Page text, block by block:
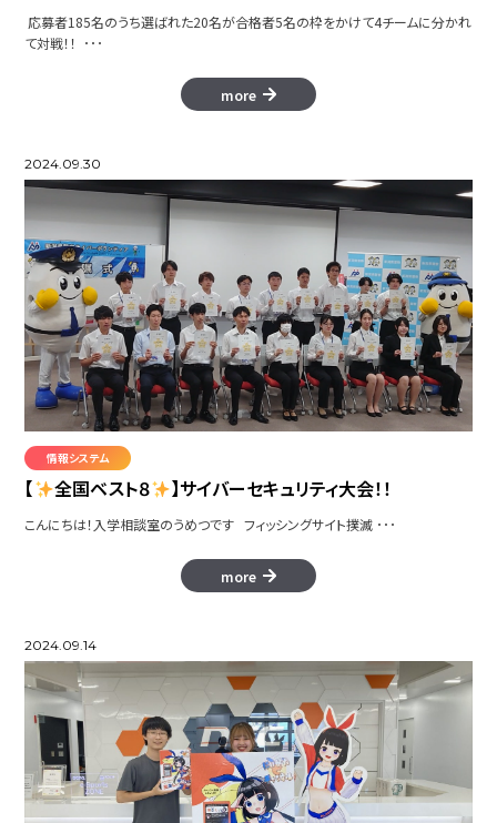
応募者185名のうち選ばれた20名が合格者5名の枠をかけて4チームに分かれ
て対戦！！ ･･･
more
2024.09.30
情報システム
【 全国ベスト８ 】サイバーセキュリティ大会！！
こんにちは！入学相談室のうめつです フィッシングサイト撲滅 ･･･
more
2024.09.14